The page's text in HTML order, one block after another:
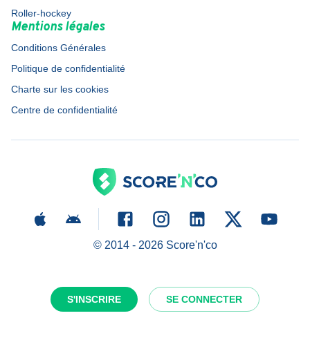
S'INSCRIRE SE CONNECTER
Roller-hockey
Mentions légales
Conditions Générales
Politique de confidentialité
Charte sur les cookies
Centre de confidentialité
© 2014 - 2026Score'n'co